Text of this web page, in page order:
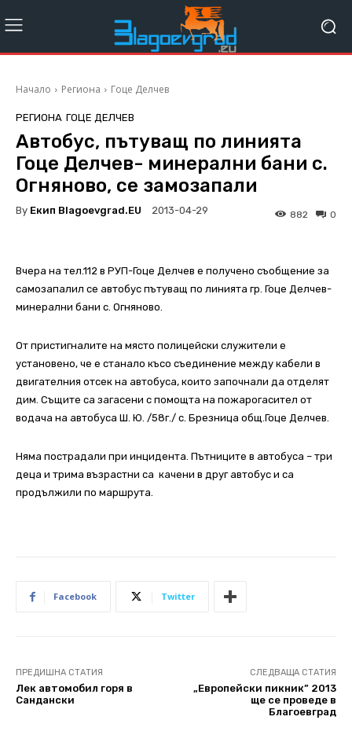
Начало Региона Гоце Делчев
РЕГИОНА ГОЦЕ ДЕЛЧЕВ
Автобус, пътуващ по линията
Гоце Делчев- минерални бани с.
Огняново, се замозапали
By Екип Blagoevgrad.EU 2013-04-29 0
882
Вчера на тел.112 в РУП-Гоце Делчев е получено съобщение за
самозапалил се автобус пътуващ по линията гр. Гоце Делчев-
минерални бани с. Огняново.
От пристигналите на място полицейски служители е
установено, че е станало късо съединение между кабели в
двигателния отсек на автобуса, които започнали да отделят
дим. Същите са загасени с помощта на пожарогасител от
водача на автобуса Ш. Ю. /58г./ с. Брезница общ.Гоце Делчев.
Няма пострадали при инцидента. Пътниците в автобуса – три
деца и трима възрастни са качени в друг автобус и са
продължили по маршрута.
Facebook Twitter
ПРЕДИШНА СТАТИЯ
Лек автомобил горя в
Сандански
СЛЕДВАЩА СТАТИЯ
„Европейски пикник” 2013
ще се проведе в
Благоевград